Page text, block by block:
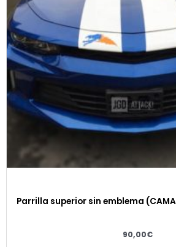
Parrilla superior sin emblema
90,00€